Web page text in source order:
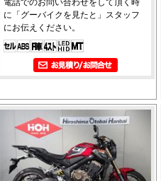
に「グーバイクを見たと」スタッフ
にお伝えください。